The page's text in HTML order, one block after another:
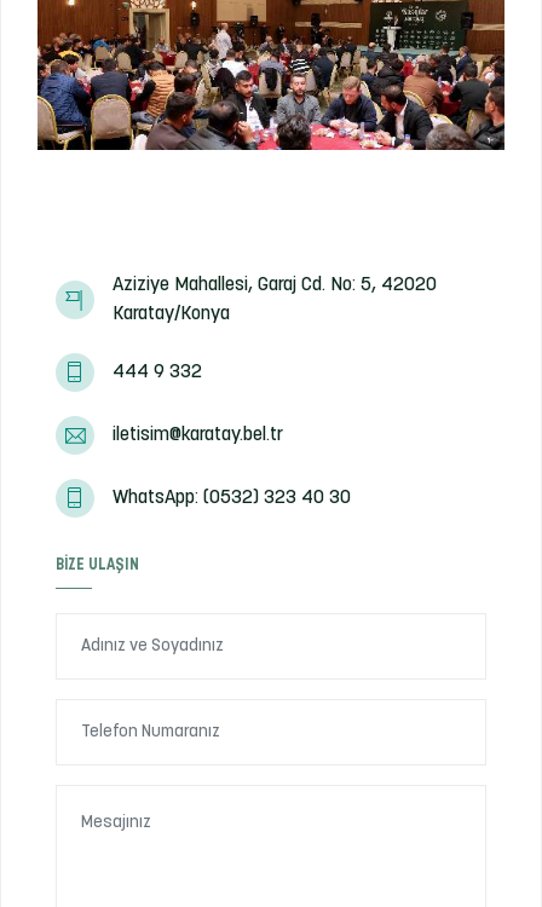
Aziziye Mahallesi, Garaj Cd. No: 5, 42020
Karatay/Konya
444 9 332
iletisim@karatay.bel.tr
WhatsApp: (0532) 323 40 30
BIZE ULAŞIN